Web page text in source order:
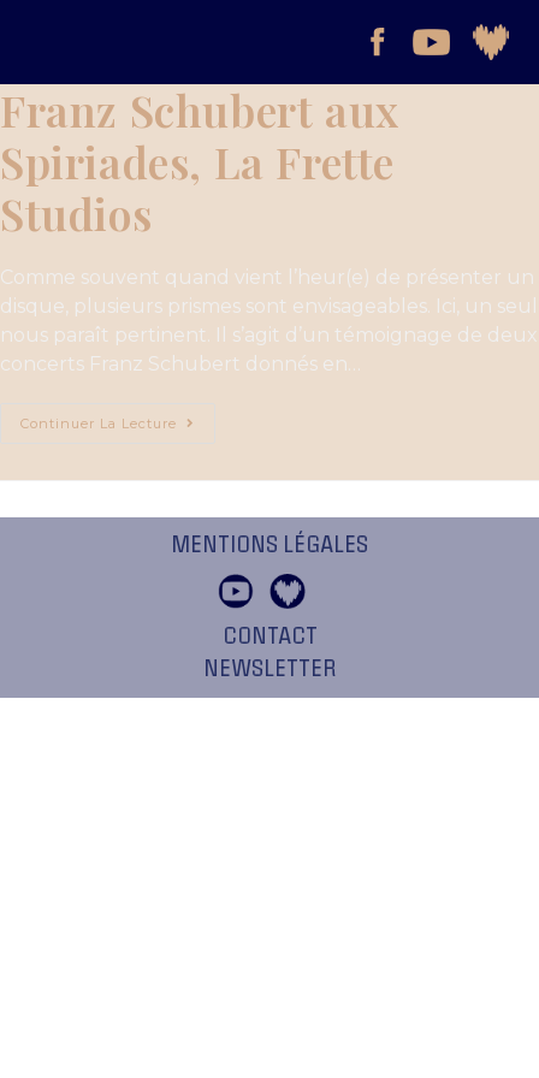
Franz Schubert aux
Spiriades, La Frette
Studios
Comme souvent quand vient l’heur(e) de présenter un
disque, plusieurs prismes sont envisageables. Ici, un seul
nous paraît pertinent. Il s’agit d’un témoignage de deux
concerts Franz Schubert donnés en…
Continuer La Lecture
MENTIONS LÉGALES
CONTACT
NEWSLETTER